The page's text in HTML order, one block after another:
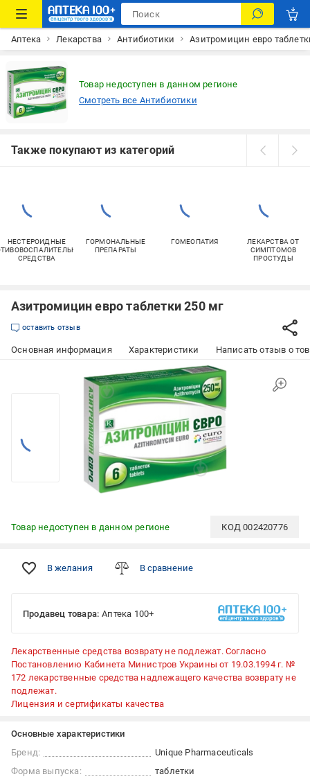
Аптека Лекарства Антибиотики Азитромицин евро
Товар недоступен в данном регионе
Смотреть все Антибиотики
Также покупают из категорий
НЕСТЕРОИДНЫЕ
СРЕДСТВА
ГОРМОНАЛЬНЫЕ
ПРЕПАРАТЫ
ГОМЕОПАТИЯ
ЛЕКАРСТВА ОТ
СИМПТОМОВ
ПРОСТУДЫ
Азитромицин евро таблетки 250 мг
оставить отзыв
Основная информация Характеристики Написать отзыв о
Товар недоступен в данном регионе КОД002420776
В желания В сравнение
Продавец товара: Аптека 100+
Лекарственные средства возврату не подлежат. Согласно
Постановлению Кабинета Министров Украины от 19.03.1994 г. №
172 лекарственные средства надлежащего качества возврату не
подлежат.
Лицензия и сертификаты качества
Основные характеристики
Бренд:
Unique Pharmaceuticals
Форма выпуска:
таблетки